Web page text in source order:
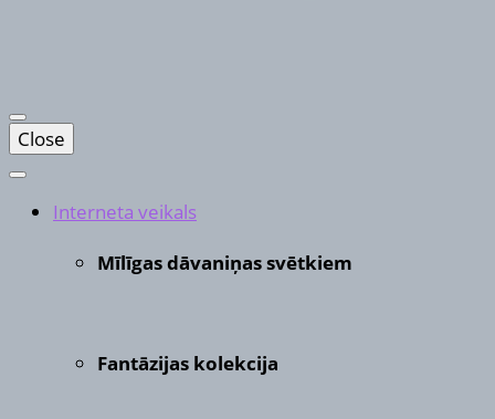
Close
Interneta veikals
Mīlīgas dāvaniņas svētkiem
Fantāzijas kolekcija